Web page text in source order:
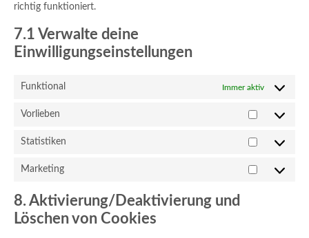
richtig funktioniert.
7.1 Verwalte deine
Einwilligungseinstellungen
Funktional Immer aktiv
Vorlieben
Vorlieben
Statistiken
Statistiken
Marketing
Marketing
8. Aktivierung/Deaktivierung und
Löschen von Cookies